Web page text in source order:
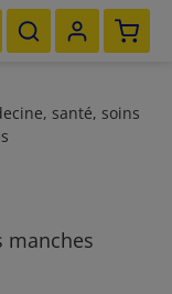
Le
santé, soins